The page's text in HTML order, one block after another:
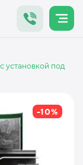
установкой под
-10%